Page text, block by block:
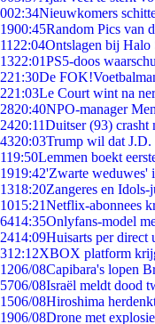
002:34Nieuwkomers
1900:45Random Pics van
11 22:04Ontslagen bij Halo
1322:01PS5-doos
221:30De
221:03Le Court wint na
2820:40NPO-manager
2420:11Duitser (93) crasht
4320:03Trump wil dat J.D.
119:50Lemmen boekt
1919:42'Zwarte weduwes'
1318:20Zangeres en
1015:21Netflix-abonnees
6414:35Onlyfans-model
2414:09Huisarts per direct
312:12XBOX platform
1206/08Capibara's lopen
5706/08Israël meldt dood
1506/08Hiroshima
1906/08Drone met